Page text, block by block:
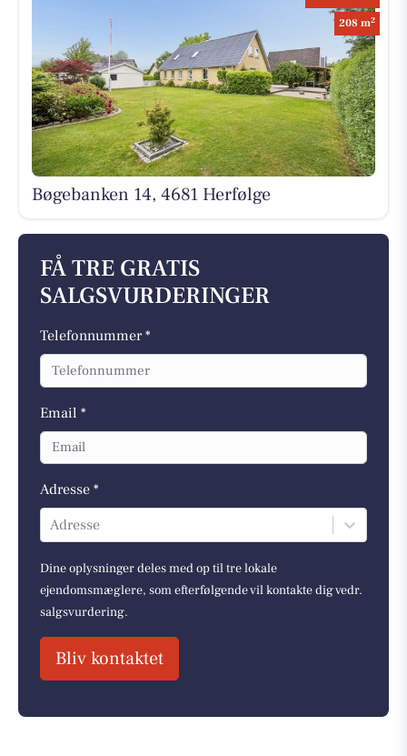
208 m2
Bøgebanken 14, 4681 Herfølge
FÅ TRE GRATIS
SALGSVURDERINGER
Telefonnummer *
Email *
Adresse *
Adresse
Dine oplysninger deles med op til tre lokale
ejendomsmæglere, som efterfølgende vil kontakte dig vedr.
salgsvurdering.
Bliv kontaktet